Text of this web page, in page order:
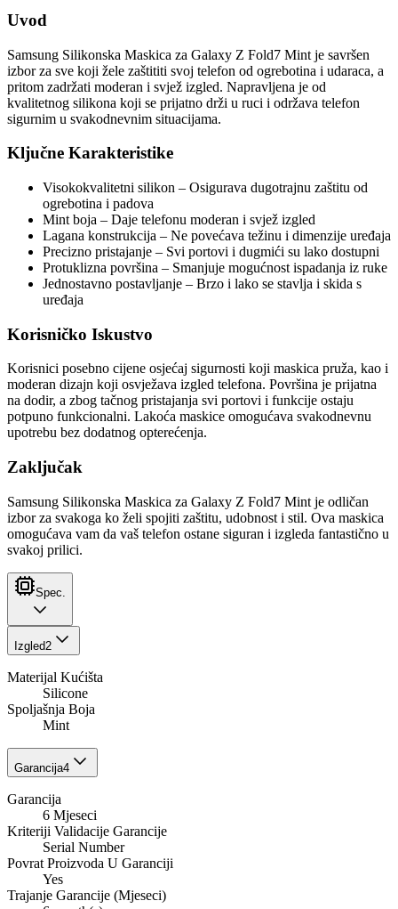
Uvod
Samsung Silikonska Maskica za Galaxy Z Fold7 Mint je savršen
izbor za sve koji žele zaštititi svoj telefon od ogrebotina i udaraca, a
pritom zadržati moderan i svjež izgled. Napravljena je od
kvalitetnog silikona koji se prijatno drži u ruci i održava telefon
sigurnim u svakodnevnim situacijama.
Ključne Karakteristike
Visokokvalitetni silikon – Osigurava dugotrajnu zaštitu od
ogrebotina i padova
Mint boja – Daje telefonu moderan i svjež izgled
Lagana konstrukcija – Ne povećava težinu i dimenzije uređaja
Precizno pristajanje – Svi portovi i dugmići su lako dostupni
Protuklizna površina – Smanjuje mogućnost ispadanja iz ruke
Jednostavno postavljanje – Brzo i lako se stavlja i skida s
uređaja
Korisničko Iskustvo
Korisnici posebno cijene osjećaj sigurnosti koji maskica pruža, kao i
moderan dizajn koji osvježava izgled telefona. Površina je prijatna
na dodir, a zbog tačnog pristajanja svi portovi i funkcije ostaju
potpuno funkcionalni. Lakoća maskice omogućava svakodnevnu
upotrebu bez dodatnog opterećenja.
Zaključak
Samsung Silikonska Maskica za Galaxy Z Fold7 Mint je odličan
izbor za svakoga ko želi spojiti zaštitu, udobnost i stil. Ova maskica
omogućava vam da vaš telefon ostane siguran i izgleda fantastično u
svakoj prilici.
Spec.
Izgled2
Materijal Kućišta
Silicone
Spoljašnja Boja
Mint
Garancija4
Garancija
6 Mjeseci
Kriteriji Validacije Garancije
Serial Number
Povrat Proizvoda U Garanciji
Yes
Trajanje Garancije (Mjeseci)